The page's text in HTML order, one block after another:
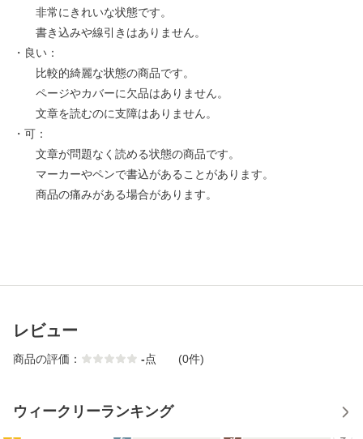
非常にきれいな状態です。
書き込みや線引きはありません。
・良い：
比較的綺麗な状態の商品です。
ページやカバーに欠品はありません。
文章を読むのに支障はありません。
・可：
文章が問題なく読める状態の商品です。
マーカーやペンで書込があることがあります。
商品の痛みがある場合があります。
レビュー
商品の評価： -点 (0件)
ウィークリーランキング
1 2 3 4